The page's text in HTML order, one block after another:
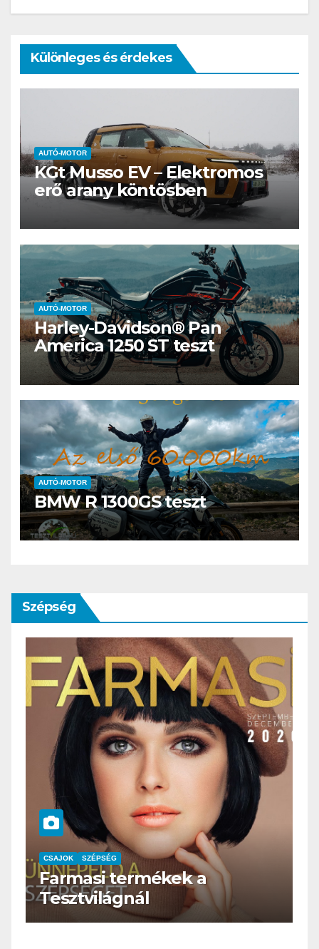
Különleges és érdekes
AUTÓ-MOTOR
KGt Musso EV – Elektromos
erő arany köntösben
AUTÓ-MOTOR
Harley-Davidson® Pan
America 1250 ST teszt
AUTÓ-MOTOR
BMW R 1300GS teszt
Szépség
CSAJOK SZÉPSÉG
HERBioticum